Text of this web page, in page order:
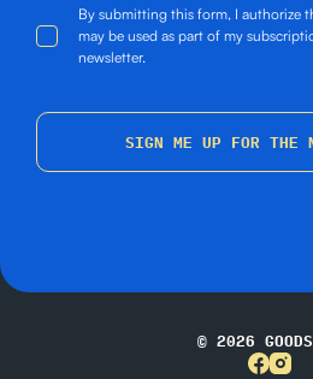
By submitting this form, I authorize
may be used as part of my
newsletter.
SIGN ME UP FOR THE
© 2026